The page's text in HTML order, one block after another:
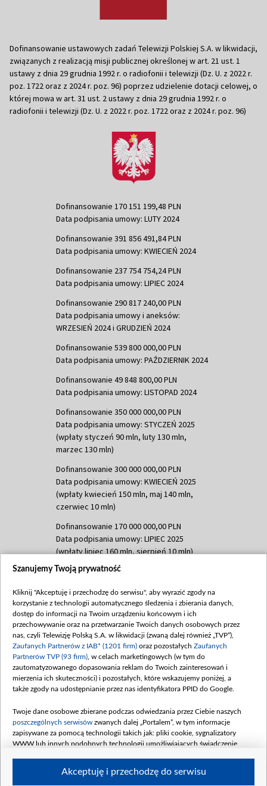
Dofinansowanie ustawowych zadań Telewizji Polskiej S.A. w likwidacji,
związanych z realizacją misji publicznej określonej w art. 21 ust. 1
ustawy z dnia 29 grudnia 1992 r. o radiofonii i telewizji (Dz. U. z 2022 r.
poz. 1722 oraz z 2024 r. poz. 96) poprzez udzielenie dotacji celowej, o
której mowa w art. 31 ust. 2 ustawy z dnia 29 grudnia 1992 r. o
radiofonii i telewizji (Dz. U. z 2022 r. poz. 1722 oraz z 2024 r. poz. 96)
Dofinansowanie 170 151 199,48 PLN
Data podpisania umowy: LUTY 2024
Dofinansowanie 391 856 491,84 PLN
Data podpisania umowy: KWIECIEŃ 2024
Dofinansowanie 237 754 754,24 PLN
Data podpisania umowy: LIPIEC 2024
Dofinansowanie 290 817 240,00 PLN
Data podpisania umowy i aneksów:
WRZESIEŃ 2024 i GRUDZIEŃ 2024
Dofinansowanie 539 800 000,00 PLN
Data podpisania umowy: PAŹDZIERNIK 2024
Dofinansowanie 49 848 800,00 PLN
Data podpisania umowy: LISTOPAD 2024
Dofinansowanie 350 000 000,00 PLN
Data podpisania umowy: STYCZEŃ 2025
(wpłaty styczeń 90 mln, luty 130 mln,
marzec 130 mln)
Dofinansowanie 300 000 000,00 PLN
Data podpisania umowy: KWIECIEŃ 2025
(wpłaty kwiecień 150 mln, maj 140 mln,
czerwiec 10 mln)
Dofinansowanie 170 000 000,00 PLN
Data podpisania umowy: LIPIEC 2025
(wpłaty lipiec 160 mln, sierpień 10 mln)
Dofinansowanie 60 000 000,00 PLN
(wpłata wrzesień 60 mln)
Dofinansowanie 635 783 051,21 PLN
Data podpisania umowy: WRZESIEŃ 2025
(wpłata wrzesień 100 mln, październik 350
mln, listopad 265 mln)
Dofinansowanie 48 862 000,00 PLN
Data podpisania umowy: GRUDZIEŃ 2025
Dofinansowanie 900 000 000,00 PLN
Data podpisania umowy: LUTY 2026 (wpłata
26 lutego 80 mln, 4 marca 370 mln,8
czerwca 90 mln)
Szanujemy Twoją prywatność
Kliknij "Akceptuję i przechodzę do serwisu", aby wyrazić zgody na
korzystanie z technologii automatycznego śledzenia i zbierania danych,
dostęp do informacji na Twoim urządzeniu końcowym i ich
przechowywanie oraz na przetwarzanie Twoich danych osobowych przez
nas, czyli Telewizję Polską S.A. w likwidacji (zwaną dalej również „TVP”),
Zaufanych Partnerów z IAB* (1201 firm) oraz pozostałych Zaufanych
Partnerów TVP (93 firm) , w celach marketingowych (w tym do
zautomatyzowanego dopasowania reklam do Twoich zainteresowań i
mierzenia ich skuteczności) i pozostałych, które wskazujemy poniżej, a
także zgody na udostępnianie przez nas identyfikatora PPID do Google.
Twoje dane osobowe zbierane podczas odwiedzania przez Ciebie naszych
poszczególnych serwisów zwanych dalej „Portalem”, w tym informacje
zapisywane za pomocą technologii takich jak: pliki cookie, sygnalizatory
WWW lub innych podobnych technologii umożliwiających świadczenie
Akceptuję i przechodzę do serwisu